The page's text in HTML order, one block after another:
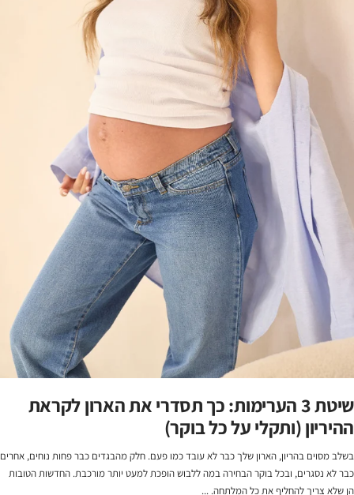
שיטת 3 הערימות: כך תסדרי את הארון לקראת
ההיריון (ותקלי על כל בוקר)
בשלב מסוים בהריון, הארון שלך כבר לא עובד כמו פעם. חלק מהבגדים כבר פחות נוחים, אחרים
כבר לא נסגרים, ובכל בוקר הבחירה במה ללבוש הופכת למעט יותר מורכבת. החדשות הטובות
הן שלא צריך להחליף את כל המלתחה. ...